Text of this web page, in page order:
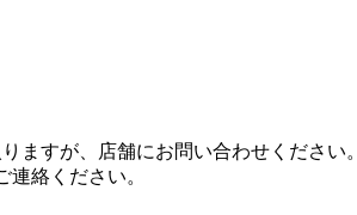
すが、店舗にお問い合わせください。
絡ください。